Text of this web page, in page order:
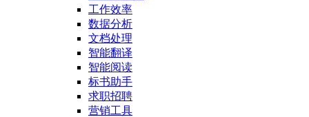
工作效率
数据分析
文档处理
智能翻译
智能阅读
标书助手
求职招聘
营销工具